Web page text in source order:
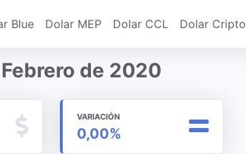
Blue Dolar MEP Dolar CCL Dolar Cripto
de 2020
VARIACIÓN
0,00%